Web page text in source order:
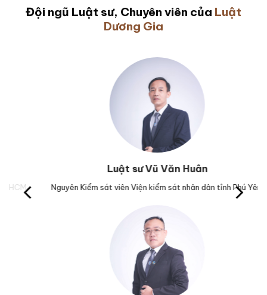
Đội ngũ Luật sư, Chuyên viên của Luật
Dương Gia
Luật sư Vũ Văn Huân
Nguyên Kiểm sát viên Viện kiểm sát nhân dân tỉnh Phú Yên.